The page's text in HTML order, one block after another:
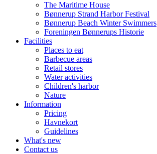
The Maritime House
Bønnerup Strand Harbor Festival
Bønnerup Beach Winter Swimmers
Foreningen Bønnerups Historie
Facilities
Places to eat
Barbecue areas
Retail stores
Water activities
Children's harbor
Nature
Information
Pricing
Havnekort
Guidelines
What's new
Contact us